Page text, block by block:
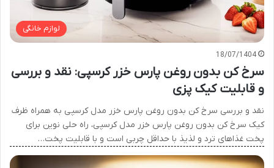
لوازم خانگی
18/07/1404
سرخ کن بدون روغن پارس خزر کرسپی: نقد و بررسی
و قابلیت کیک پزی
نقد و بررسی سرخ کن بدون روغن پارس خزر مدل کرسپی به همراه ظرف
کیک سرخ کن بدون روغن پارس خزر مدل کرسپی، راه حلی نوین برای
پخت غذاهای ترد و لذیذ با حداقل چربی است و با قابلیت پخت…